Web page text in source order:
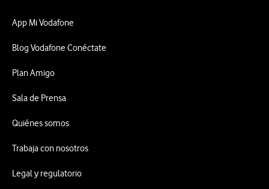
App Mi Vodafone
Blog Vodafone Conéctate
Plan Amigo
Sala de Prensa
Quiénes somos
Trabaja con nosotros
Legal y regulatorio